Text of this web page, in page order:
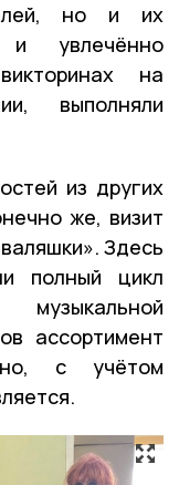
но и их
увлечённо
на
выполняли
из других
же, визит
Здесь
полный цикл
музыкальной
ассортимент
с учётом